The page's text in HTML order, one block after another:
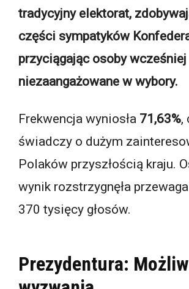
tradycyjny elektorat,
części sympatyków
przyciągając osoby wcześniej
niezaangażowane w wybory.
Frekwencja wyniosła 71,63%,
świadczy o dużym
Polaków przyszłością kraju.
wynik rozstrzygnęła
370 tysięcy głosów.
Prezydentura: